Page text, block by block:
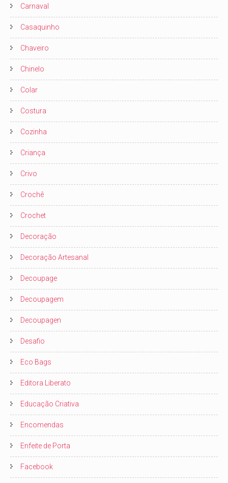
Carnaval
Casaquinho
Chaveiro
Chinelo
Colar
Costura
Cozinha
Criança
Crivo
Crochê
Crochet
Decoração
Decoração Artesanal
Decoupage
Decoupagem
Decoupagen
Desafio
Eco Bags
Editora Liberato
Educação Criativa
Encomendas
Enfeite de Porta
Facebook